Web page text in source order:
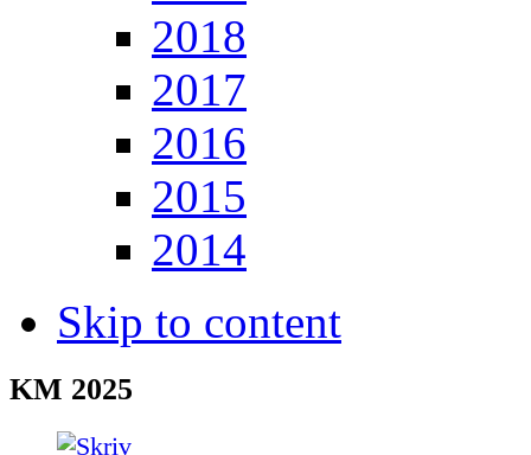
2018
2017
2016
2015
2014
Skip to content
KM 2025